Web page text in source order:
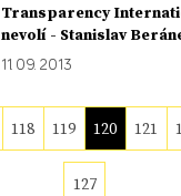
Transparency
nevolí - Stanislav
11. 09. 2013
118 119 120 121
127